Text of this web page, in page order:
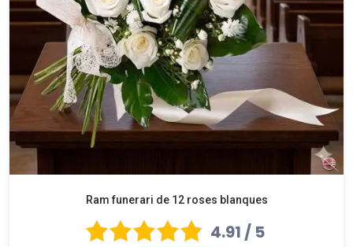
Ram funerari de 12 roses blanques
4.91 / 5